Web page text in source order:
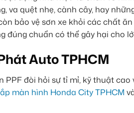
va quệt nhẹ, cành cây, hay
bảo vệ sơn xe khỏi các chất
đúng chuẩn có thể gây hại cho
Auto TPHCM
đòi hỏi sự tỉ mỉ, kỹ thuật cao
màn hình Honda City TPHCM